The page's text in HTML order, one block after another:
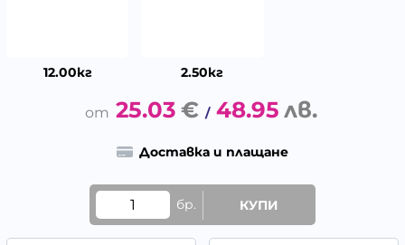
12.00кг 2.50кг
25.03 € / 48.95 лв.
Доставка и плащане
бр. КУПИ